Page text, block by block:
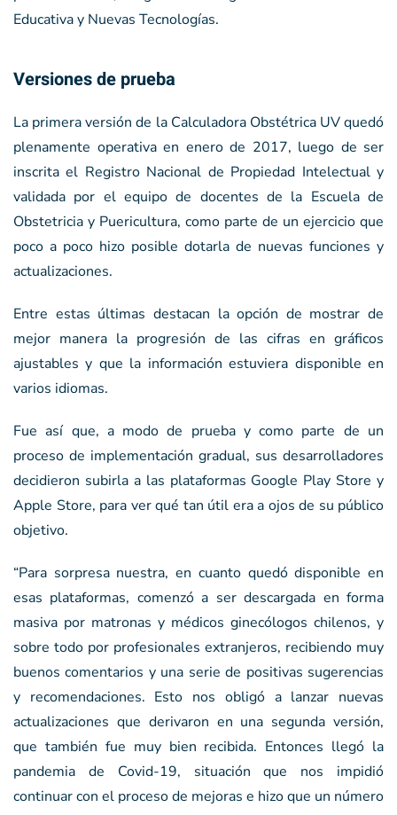
Educativa y Nuevas Tecnologías.
Versiones de prueba
La primera versión de la Calculadora Obstétrica UV quedó
plenamente operativa en enero de 2017, luego de ser
inscrita el Registro Nacional de Propiedad Intelectual y
validada por el equipo de docentes de la Escuela de
Obstetricia y Puericultura, como parte de un ejercicio que
poco a poco hizo posible dotarla de nuevas funciones y
actualizaciones.
Entre estas últimas destacan la opción de mostrar de
mejor manera la progresión de las cifras en gráficos
ajustables y que la información estuviera disponible en
varios idiomas.
Fue así que, a modo de prueba y como parte de un
proceso de implementación gradual, sus desarrolladores
decidieron subirla a las plataformas Google Play Store y
Apple Store, para ver qué tan útil era a ojos de su público
objetivo.
“Para sorpresa nuestra, en cuanto quedó disponible en
esas plataformas, comenzó a ser descargada en forma
masiva por matronas y médicos ginecólogos chilenos, y
sobre todo por profesionales extranjeros, recibiendo muy
buenos comentarios y una serie de positivas sugerencias
y recomendaciones. Esto nos obligó a lanzar nuevas
actualizaciones que derivaron en una segunda versión,
que también fue muy bien recibida. Entonces llegó la
pandemia de Covid-19, situación que nos impidió
continuar con el proceso de mejoras e hizo que un número